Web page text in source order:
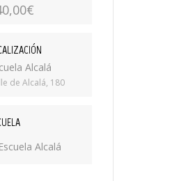
Alcalá
de Alcalá, 180
Escuela Alcalá